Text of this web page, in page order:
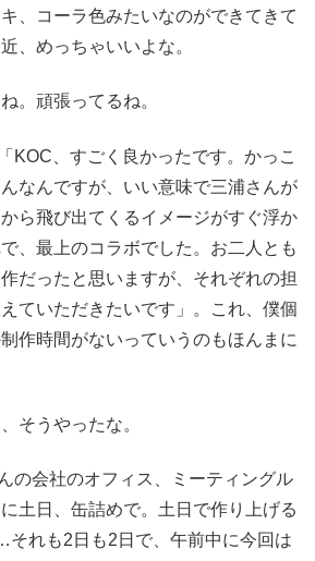
、コーラ色みたいなのができてきて
、めっちゃいいよな。
。頑張ってるね。
KOC、すごく良かったです。かっこ
なんですが、いい意味で三浦さんが
ら飛び出てくるイメージがすぐ浮か
、最上のコラボでした。お二人とも
だったと思いますが、それぞれの担
ていただきたいです」。これ、僕個
作時間がないっていうのもほんまに
そうやったな。
の会社のオフィス、ミーティングル
土日、缶詰めで。土日で作り上げる
れも2日も2日で、午前中に今回は